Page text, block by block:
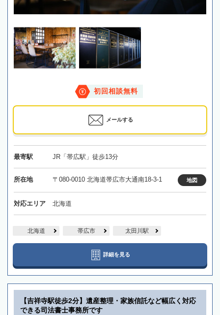
初回相談無料
メールする
最寄駅 JR「帯広駅」徒歩13分
所在地 〒080-0010 北海道帯広市大通南18-3-1 地図
対応エリア 北海道
北海道 帯広市 太田川駅
詳細を見る
【吉祥寺駅徒歩2分】遺産整理・家族信託など幅広く対応
できる司法書士事務所です